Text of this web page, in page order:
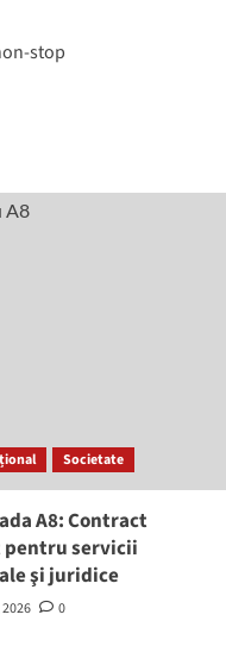
stop
Societate
A8: Contract
servicii
şi juridice
0